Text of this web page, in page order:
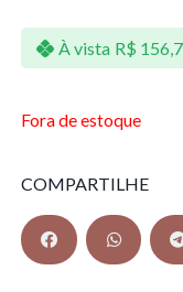
À vista R$
Fora de estoque
COMPARTILHE